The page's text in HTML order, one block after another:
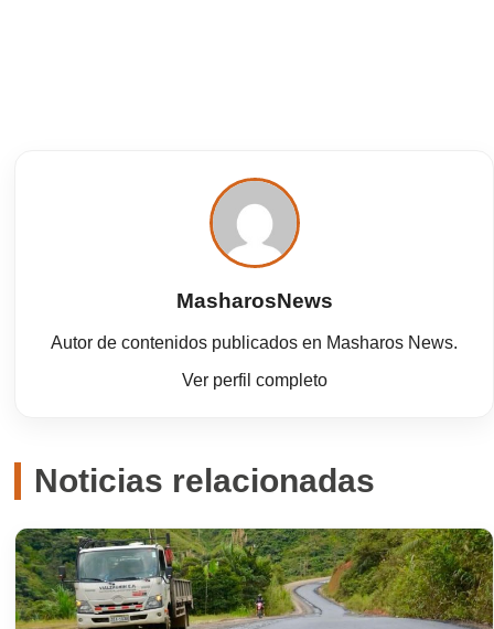
MasharosNews
Autor de contenidos publicados en Masharos News.
Ver perfil completo
Noticias relacionadas